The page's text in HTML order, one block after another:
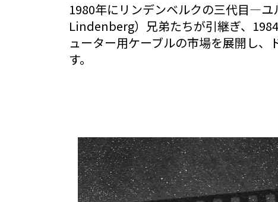
1980年にリンデンベルクの三代目―
Lindenberg）兄弟たちが引継ぎ、
ューター用ケーブルの市場を展開し
す。